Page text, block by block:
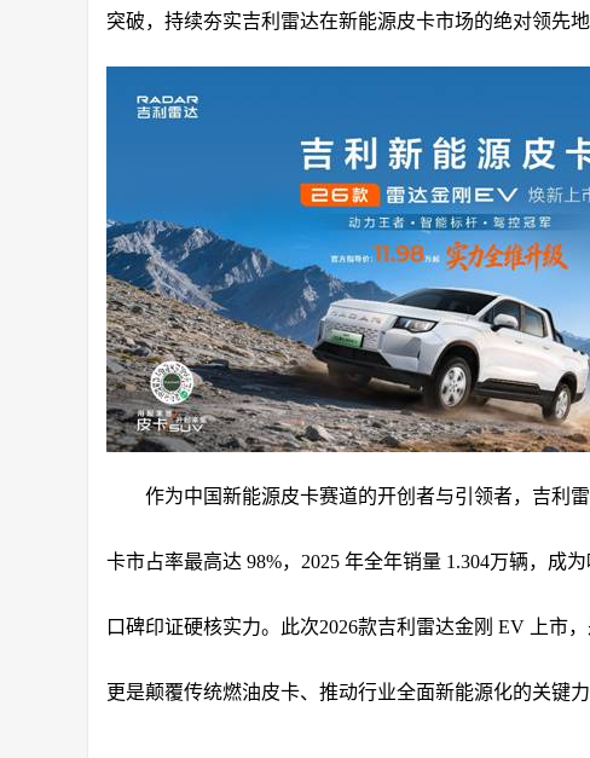
突破，持续夯实吉利雷达在新能源皮卡市场的绝对领先地
作为中国新能源皮卡赛道的开创者与引领者，吉利
卡市占率最高达 98%，2025 年全年销量 1.304万辆，成
口碑印证硬核实力。此次2026款吉利雷达金刚 EV 上市
更是颠覆传统燃油皮卡、推动行业全面新能源化的关键力